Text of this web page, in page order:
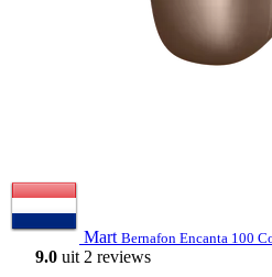
Mart Bernafon Encanta 100
9.0 uit 2 reviews